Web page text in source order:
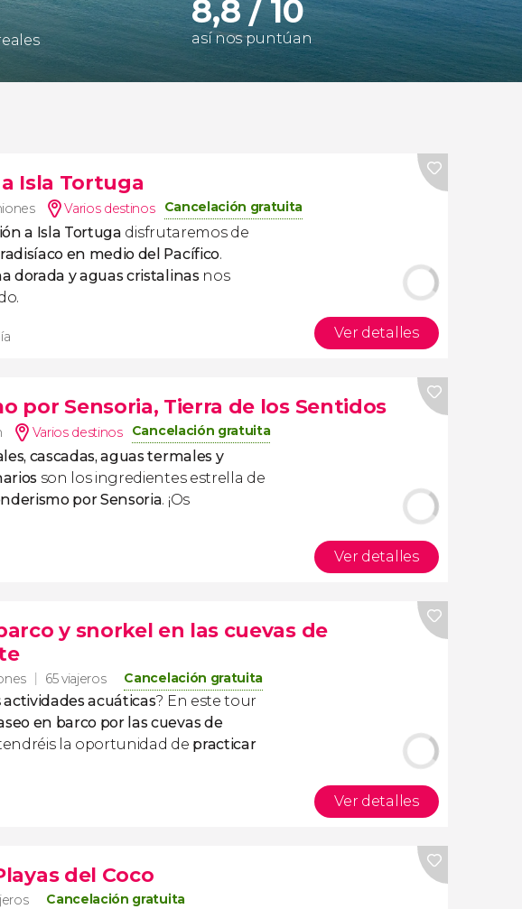
8,8 / 10
así nos puntúan
Isla Tortuga
Varios destinos Cancelación gratuita
a Isla Tortuga disfrutaremos de
en medio del Pacífico.
dorada y aguas cristalinasnos
Ver detalles
por Sensoria, Tierra de los Sentidos
Varios destinos Cancelación gratuita
cascadas, aguas termales y
son los ingredientes estrella de
por Sensoria. ¡Os
Ver detalles
y snorkel en las cuevas de
65 viajeros Cancelación gratuita
actividades acuáticas? En este tour
en barco por las cuevas de
la oportunidad de practicar
Ver detalles
del Coco
Cancelación gratuita